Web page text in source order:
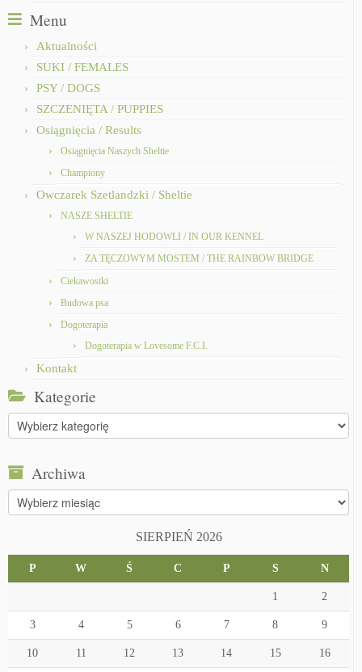
Menu
Aktualności
SUKI / FEMALES
PSY / DOGS
SZCZENIĘTA / PUPPIES
Osiągnięcia / Results
Osiągnięcia Naszych Sheltie
Championy
Owczarek Szetlandzki / Sheltie
NASZE SHELTIE
W NASZEJ HODOWLI / IN OUR KENNEL
ZA TĘCZOWYM MOSTEM / THE RAINBOW BRIDGE
Ciekawostki
Budowa psa
Dogoterapia
Dogoterapia w Lovesome F.C.I.
Kontakt
Kategorie
Kategorie
Archiwa
Archiwa
SIERPIEŃ 2026
P W Ś C P S N
1 2
3 4 5 6 7 8 9
10 11 12 13 14 15 16